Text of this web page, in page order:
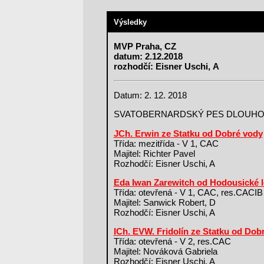
Výsledky
MVP Praha, CZ
datum: 2.12.2018
rozhodčí: Eisner Uschi, A
Datum: 2. 12. 2018
SVATOBERNARDSKÝ PES
JCh. Erwin ze Statku od Dobré vody
Třída: mezitřída - V 1, CAC
Majitel: Richter Pavel
Rozhodčí: Eisner Uschi, A
Eda Iwan Zarewitch od Hodousické
Třída: otevřená - V 1, CAC, res.CACIB
Majitel: Sanwick Robert, D
Rozhodčí: Eisner Uschi, A
ICh. EVW. Fridolín ze Statku od
Třída: otevřená - V 2, res.CAC
Majitel: Nováková Gabriela
Rozhodčí: Eisner Uschi, A